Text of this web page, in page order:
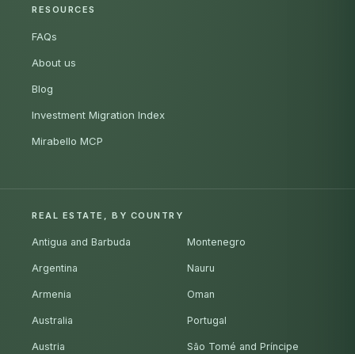
RESOURCES
FAQs
About us
Blog
Investment Migration Index
Mirabello MCP
REAL ESTATE, BY COUNTRY
Antigua and Barbuda
Argentina
Armenia
Australia
Austria
Montenegro
Nauru
Oman
Portugal
São Tomé and Príncipe